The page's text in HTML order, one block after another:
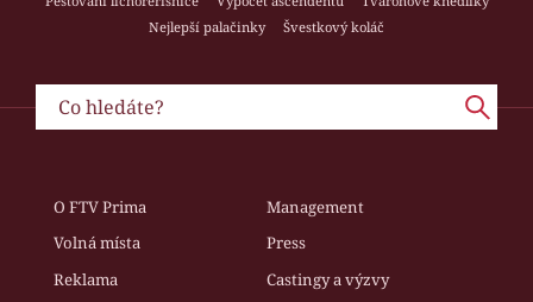
Nejlepší palačinky
Švestkový koláč
O FTV Prima
Management
Volná místa
Press
Reklama
Castingy a výzvy